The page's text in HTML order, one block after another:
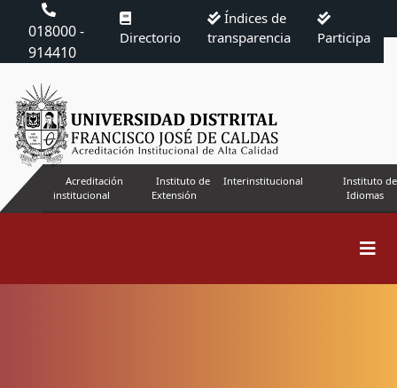
018000 -
914410
Directorio
Índices de
transparencia
Participa
Acreditación
institucional
Instituto de
Extensión
Interinstitucional
Instituto de
Idiomas